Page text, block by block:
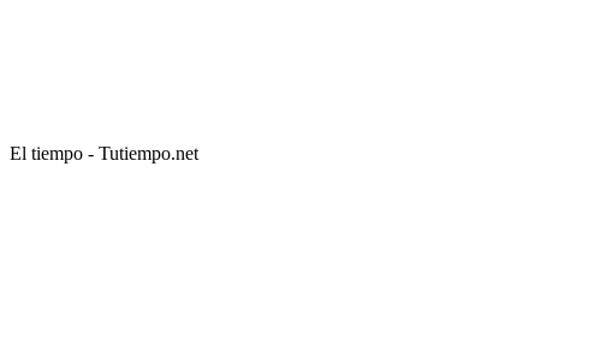
El tiempo - Tutiempo.net